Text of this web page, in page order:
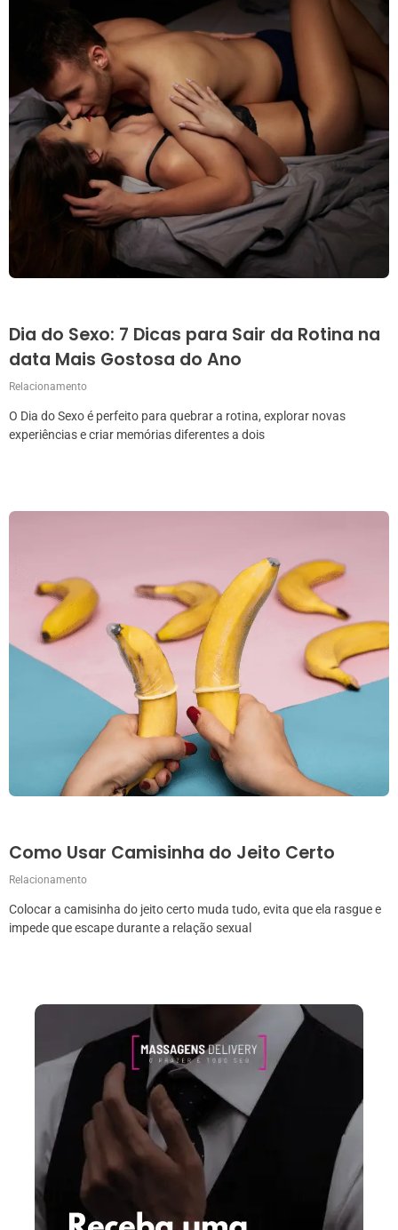
Dia do Sexo: 7 Dicas para Sair da Rotina na
data Mais Gostosa do Ano
Relacionamento
O Dia do Sexo é perfeito para quebrar a rotina, explorar novas
experiências e criar memórias diferentes a dois
Como Usar Camisinha do Jeito Certo
Relacionamento
Colocar a camisinha do jeito certo muda tudo, evita que ela rasgue e
impede que escape durante a relação sexual